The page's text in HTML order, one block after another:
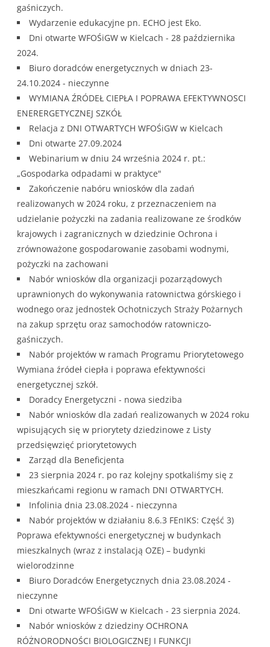
gaśniczych.
Wydarzenie edukacyjne pn. ECHO jest Eko.
Dni otwarte WFOŚiGW w Kielcach - 28 października
2024.
Biuro doradców energetycznych w dniach 23-
24.10.2024 - nieczynne
WYMIANA ŹRÓDEŁ CIEPŁA I POPRAWA EFEKTYWNOSCI
ENERERGETYCZNEJ SZKÓŁ
Relacja z DNI OTWARTYCH WFOŚiGW w Kielcach
Dni otwarte 27.09.2024
Webinarium w dniu 24 września 2024 r. pt.:
„Gospodarka odpadami w praktyce"
Zakończenie nabóru wniosków dla zadań
realizowanych w 2024 roku, z przeznaczeniem na
udzielanie pożyczki na zadania realizowane ze środków
krajowych i zagranicznych w dziedzinie Ochrona i
zrównoważone gospodarowanie zasobami wodnymi,
pożyczki na zachowani
Nabór wniosków dla organizacji pozarządowych
uprawnionych do wykonywania ratownictwa górskiego i
wodnego oraz jednostek Ochotniczych Straży Pożarnych
na zakup sprzętu oraz samochodów ratowniczo-
gaśniczych.
Nabór projektów w ramach Programu Priorytetowego
Wymiana źródeł ciepła i poprawa efektywności
energetycznej szkół.
Doradcy Energetyczni - nowa siedziba
Nabór wniosków dla zadań realizowanych w 2024 roku
wpisujących się w priorytety dziedzinowe z Listy
przedsięwzięć priorytetowych
Zarząd dla Beneficjenta
23 sierpnia 2024 r. po raz kolejny spotkaliśmy się z
mieszkańcami regionu w ramach DNI OTWARTYCH.
Infolinia dnia 23.08.2024 - nieczynna
Nabór projektów w działaniu 8.6.3 FEnIKS: Część 3)
Poprawa efektywności energetycznej w budynkach
mieszkalnych (wraz z instalacją OZE) – budynki
wielorodzinne
Biuro Doradców Energetycznych dnia 23.08.2024 -
nieczynne
Dni otwarte WFOŚiGW w Kielcach - 23 sierpnia 2024.
Nabór wniosków z dziedziny OCHRONA
RÓŻNORODNOŚCI BIOLOGICZNEJ I FUNKCJI